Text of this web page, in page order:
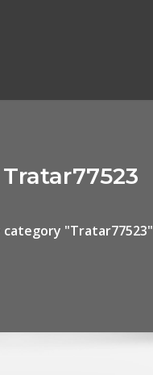
category "Tratar77523"